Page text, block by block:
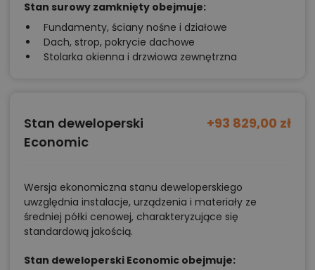
W każdym wariancie warto wykorzystać potencjał
przestrzeni: długą ścianę salonu przeznaczyć na
zabudowę z miejscem na książki i sprzęt RTV, a w
Gwarancja ceny i doradztwo – nasza
Wybierając projekt domu na Tooba.pl, zyskują
Państwo nie tylko starannie dopracowaną
dokumentację, ale również gwarancję najniższej ceny
na rynku – jeśli znajdą Państwo ten sam projekt taniej
Stan surowy zamknięty obejmuje:
Fundamenty, ściany nośne i działowe
Dach, strop, pokrycie dachowe
Stolarka okienna i drzwiowa zewnętrzna
Stan deweloperski
Economic
+93 829,00 zł
Wersja ekonomiczna stanu deweloperskiego
uwzględnia instalacje, urządzenia i materiały ze
średniej półki cenowej, charakteryzujące się
standardową jakością.
Stan deweloperski Economic obejmuje: